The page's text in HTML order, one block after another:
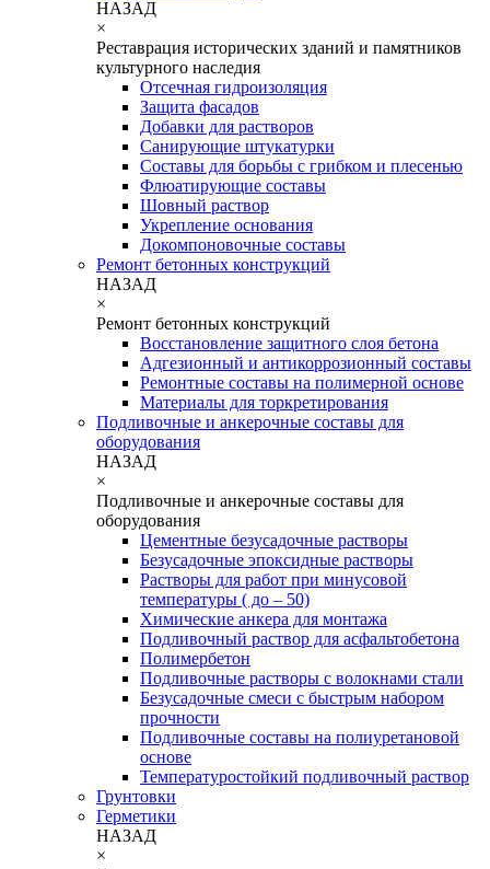
НАЗАД
×
Реставрация исторических зданий и памятников
культурного наследия
Отсечная гидроизоляция
Защита фасадов
Добавки для растворов
Санирующие штукатурки
Составы для борьбы с грибком и плесенью
Флюатирующие составы
Шовный раствор
Укрепление основания
Докомпоновочные составы
Ремонт бетонных конструкций
НАЗАД
×
Ремонт бетонных конструкций
Восстановление защитного слоя бетона
Адгезионный и антикоррозионный составы
Ремонтные составы на полимерной основе
Материалы для торкретирования
Подливочные и анкерочные составы для
оборудования
НАЗАД
×
Подливочные и анкерочные составы для
оборудования
Цементные безусадочные растворы
Безусадочные эпоксидные растворы
Растворы для работ при минусовой
температуры ( до – 50)
Химические анкера для монтажа
Подливочный раствор для асфальтобетона
Полимербетон
Подливочные растворы с волокнами стали
Безусадочные смеси с быстрым набором
прочности
Подливочные составы на полиуретановой
основе
Температуростойкий подливочный раствор
Грунтовки
Герметики
НАЗАД
×